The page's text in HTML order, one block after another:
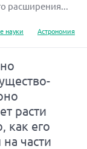
расширения...
науки Астрономия
расти
как его
части